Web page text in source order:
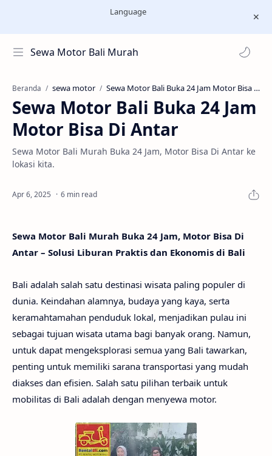
Language
Sewa Motor Bali Murah
Beranda sewa motor
Sewa Motor Bali Buka 24 Jam
Motor Bisa Di Antar
Sewa Motor Bali Murah Buka 24 Jam, Motor Bisa Di Antar ke
lokasi kita.
6 min read
Sewa Motor Bali Murah Buka 24 Jam, Motor Bisa Di
Antar – Solusi Liburan Praktis dan Ekonomis di Bali
Bali adalah salah satu destinasi wisata paling populer di
dunia. Keindahan alamnya, budaya yang kaya, serta
keramahtamahan penduduk lokal, menjadikan pulau ini
sebagai tujuan wisata utama bagi banyak orang. Namun,
untuk dapat mengeksplorasi semua yang Bali tawarkan,
penting untuk memiliki sarana transportasi yang mudah
diakses dan efisien. Salah satu pilihan terbaik untuk
mobilitas di Bali adalah dengan menyewa motor.